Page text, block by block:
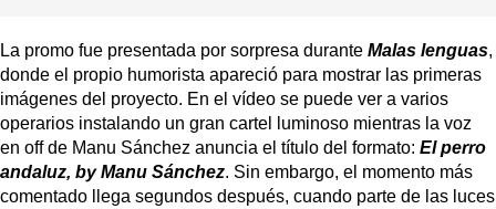
La promo fue presentada por sorpresa durante Malas lenguas,
donde el propio humorista apareció para mostrar las primeras
imágenes del proyecto. En el vídeo se puede ver a varios
operarios instalando un gran cartel luminoso mientras la voz
en off de Manu Sánchez anuncia el título del formato: El perro
andaluz, by Manu Sánchez. Sin embargo, el momento más
comentado llega segundos después, cuando parte de las luces